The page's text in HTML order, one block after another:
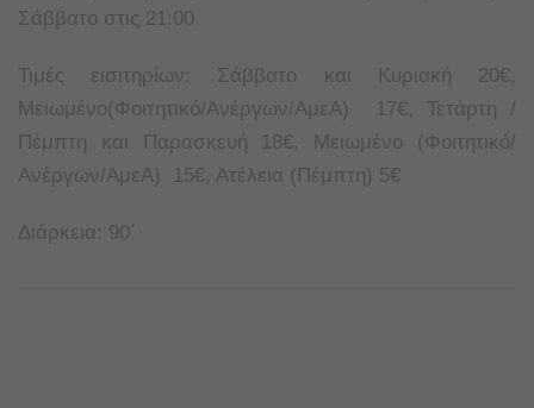
Σάββατο στις 21:00
Τιμές εισιτηρίων: Σάββατο και Κυριακή 20€,
Μειωμένο(Φοιτητικό/Ανέργων/ΑμεΑ) 17€, Τετάρτη /
Πέμπτη και Παρασκευή 18€, Μειωμένο (Φοιτητικό/
Ανέργων/ΑμεΑ) 15€, Ατέλεια (Πέμπτη) 5€
Διάρκεια: 90΄